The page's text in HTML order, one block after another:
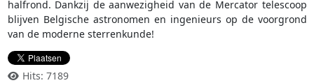
halfrond. Dankzij de aanwezigheid van de Mercator telescoop
blijven Belgische astronomen en ingenieurs op de voorgrond
van de moderne sterrenkunde!
Hits: 7189